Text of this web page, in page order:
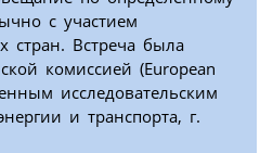
с участием
стран. Встреча была
комиссией (European
исследовательским
и транспорта, г.